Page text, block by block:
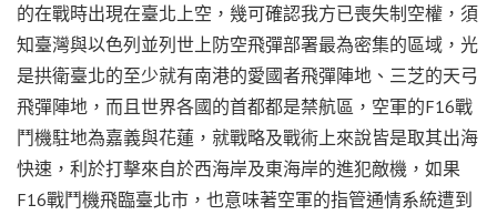
的在戰時出現在臺北上空，幾可確認我方已喪失制空權，須
知臺灣與以色列並列世上防空飛彈部署最為密集的區域，光
是拱衛臺北的至少就有南港的愛國者飛彈陣地、三芝的天弓
飛彈陣地，而且世界各國的首都都是禁航區，空軍的F16戰
鬥機駐地為嘉義與花蓮，就戰略及戰術上來說皆是取其出海
快速，利於打擊來自於西海岸及東海岸的進犯敵機，如果
F16戰鬥機飛臨臺北市，也意味著空軍的指管通情系統遭到